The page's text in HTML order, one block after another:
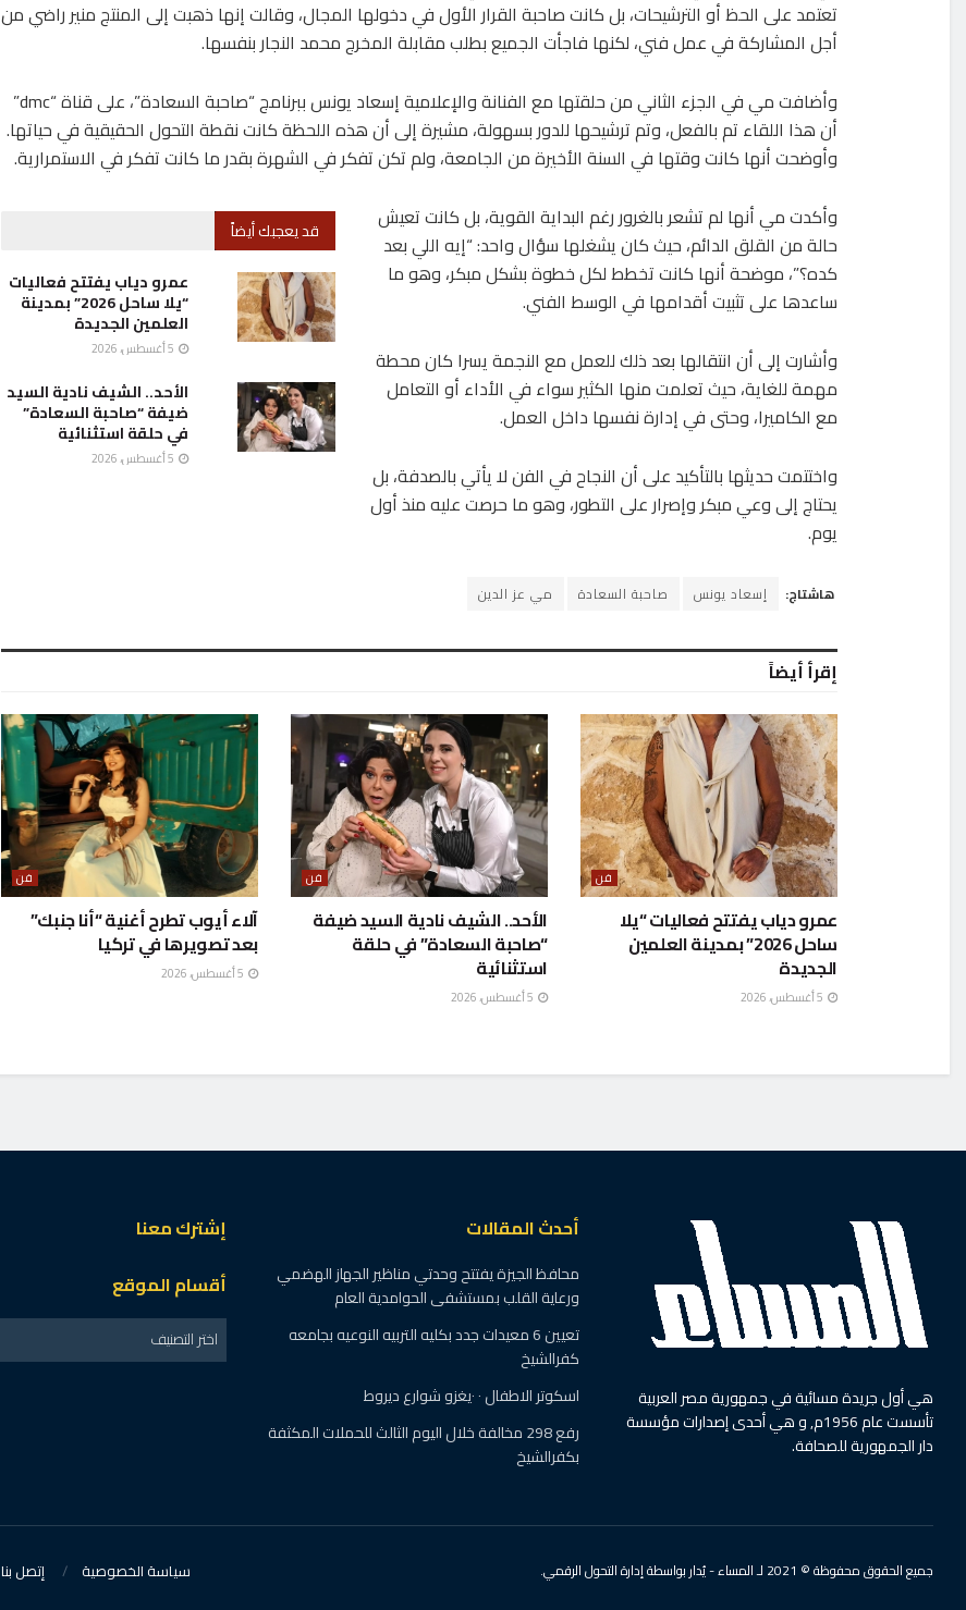
تعتمد على الحظ أو الترشيحات، بل كانت صاحبة القرار الأول في دخولها المجال، وقالت إنها ذهبت إلى المنتج منير راضي من
أجل المشاركة في عمل فني، لكنها فاجأت الجميع بطلب مقابلة المخرج محمد النجار بنفسها.
وأضافت مي في الجزء الثاني من حلقتها مع الفنانة والإعلامية إسعاد يونس ببرنامج “صاحبة السعادة”، على قناة “dmc”
أن هذا اللقاء تم بالفعل، وتم ترشيحها للدور بسهولة، مشيرة إلى أن هذه اللحظة كانت نقطة التحول الحقيقية في حياتها.
وأوضحت أنها كانت وقتها في السنة الأخيرة من الجامعة، ولم تكن تفكر في الشهرة بقدر ما كانت تفكر في الاستمرارية.
قد يعجبك أيضاً
عمرو دياب يفتتح فعاليات
“يلا ساحل 2026” بمدينة
العلمين الجديدة
الأحد.. الشيف نادية السيد
ضيفة “صاحبة السعادة”
في حلقة استثنائية
وأكدت مي أنها لم تشعر بالغرور رغم البداية القوية، بل كانت تعيش
حالة من القلق الدائم، حيث كان يشغلها سؤال واحد: “إيه اللي بعد
كده؟”، موضحة أنها كانت تخطط لكل خطوة بشكل مبكر، وهو ما
ساعدها على تثبيت أقدامها في الوسط الفني.
وأشارت إلى أن انتقالها بعد ذلك للعمل مع النجمة يسرا كان محطة
مهمة للغاية، حيث تعلمت منها الكثير سواء في الأداء أو التعامل
مع الكاميرا، وحتى في إدارة نفسها داخل العمل.
واختتمت حديثها بالتأكيد على أن النجاح في الفن لا يأتي بالصدفة، بل
يحتاج إلى وعي مبكر وإصرار على التطور، وهو ما حرصت عليه منذ أول
يوم.
هاشتاج: إسعاد يونس صاحبة السعادة مي عز الدين
إقرأ أيضاً
فن
عمرو دياب يفتتح فعاليات “يلا
ساحل 2026” بمدينة العلمين
الجديدة
فن
الأحد.. الشيف نادية السيد ضيفة
“صاحبة السعادة” في حلقة
استثنائية
فن
آلاء أيوب تطرح أغنية “أنا جنبك”
بعد تصويرها في تركيا
اليوم.. بدء عرض “الثمانية” على mbc مصر